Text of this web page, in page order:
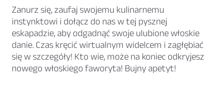
Zanurz się, zaufaj swojemu kulinarnemu
instynktowi i dołącz do nas w tej pysznej
eskapadzie, aby odgadnąć swoje ulubione włoskie
danie. Czas kręcić wirtualnym widelcem i zagłębiać
się w szczegóły! Kto wie, może na koniec odkryjesz
nowego włoskiego faworyta! Bujny apetyt!